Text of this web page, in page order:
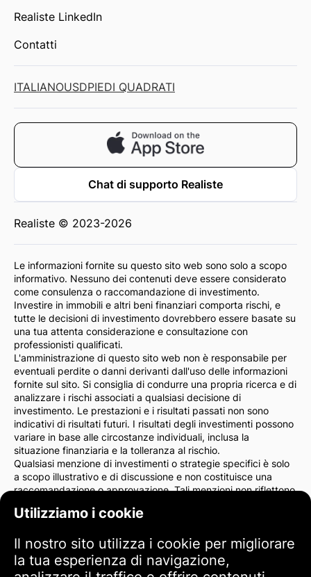
Utilizziamo i cookie
Il nostro sito utilizza i cookie per migliorare
la tua esperienza di navigazione,
Realiste LinkedIn
Contatti
ITALIANOUSDPIEDI QUADRATI
Chat di supporto Realiste
Realiste © 2023-2026
Le informazioni fornite su questo sito web sono solo a scopo
informativo. Nessuno dei contenuti deve essere considerato
come consulenza o raccomandazione di investimento.
Investire in immobili e altri beni finanziari comporta rischi, e
tutte le decisioni di investimento dovrebbero essere basate su
una tua attenta considerazione e consultazione con
professionisti qualificati.
L'amministrazione di questo sito web non è responsabile per
eventuali perdite o danni derivanti dall'uso delle informazioni
fornite sul sito. Si consiglia di condurre una propria ricerca e di
analizzare i rischi associati a qualsiasi decisione di
investimento. Le prestazioni e i risultati passati non sono
indicativi di risultati futuri. I risultati degli investimenti possono
variare in base alle circostanze individuali, inclusa la
situazione finanziaria e la tolleranza al rischio.
Qualsiasi menzione di investimenti o strategie specifici è solo
a scopo illustrativo e di discussione e non costituisce una
raccomandazione o approvazione. Tali menzioni non riflettono
Consigliamo vivamente di consultare un consulente finanziario
l'unico responsabile delle tue azioni di investimento e dei rischi
ad esse associati.
Utilizzando questo sito web, accetti che l'amministrazione del